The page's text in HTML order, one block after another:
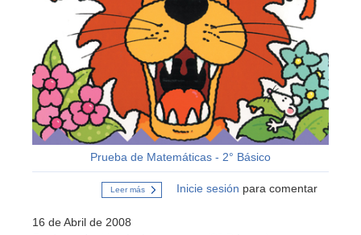
Prueba de Matemáticas - 2° Básico
Leer más sobre
Evaluación
Inicie sesión para comentar
16 de Abril de 2008